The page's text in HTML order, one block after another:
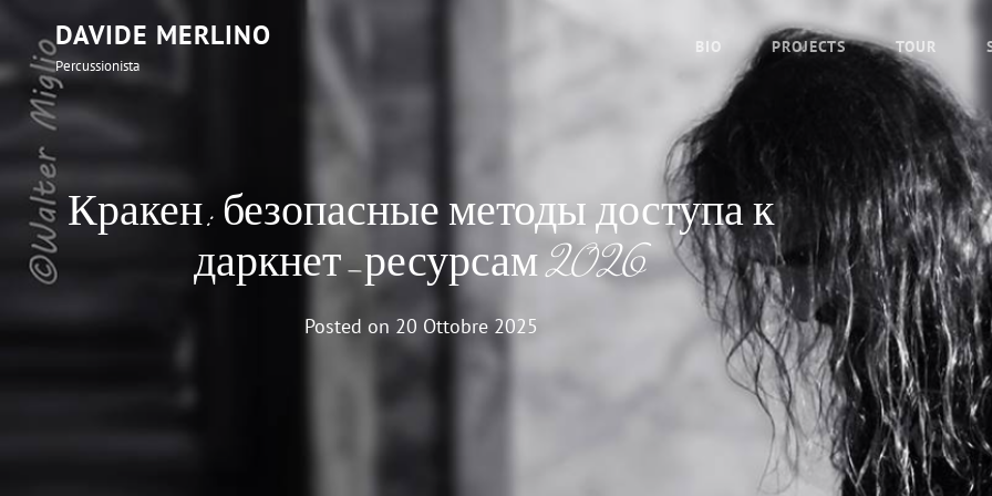
DAVIDE MERLINO
Percussionista
BIO PROJECTS TOUR
Кракен: безопасные методы доступа к
даркнет-ресурсам 2026
Posted on 20 Ottobre 2025